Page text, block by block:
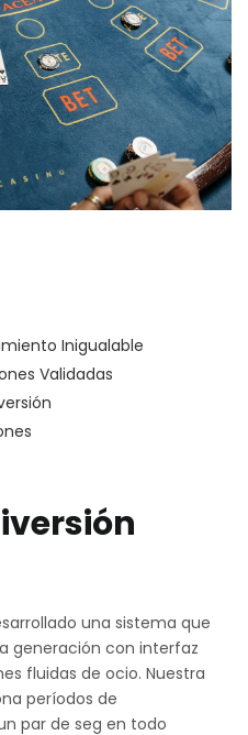
Inigualable
Validadas
una sistema que
generación con interfaz
fluidas de ocio. Nuestra
períodos de
par de seg en todo